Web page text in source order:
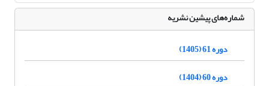
شماره‌های پیشین نشریه
دوره 61 (1405)
دوره 60 (1404)